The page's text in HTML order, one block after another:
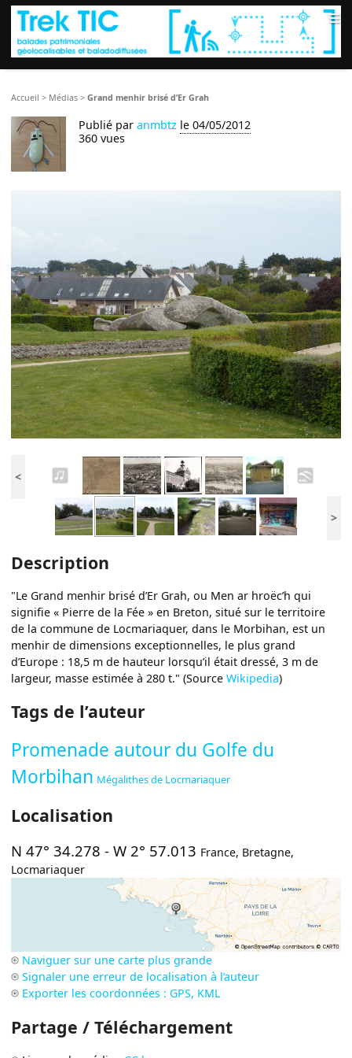
≡
Accueil > Médias >Grand menhir brisé d’Er Grah
Publié paranmbtz le 04/05/2012
360 vues
<
>
Description
"Le Grand menhir brisé d’Er Grah, ou Men ar hroëc’h qui
signifie « Pierre de la Fée » en Breton, situé sur le territoire
de la commune de Locmariaquer, dans le Morbihan, est un
menhir de dimensions exceptionnelles, le plus grand
d’Europe : 18,5 m de hauteur lorsqu’il était dressé, 3 m de
largeur, masse estimée à 280 t." (SourceWikipedia)
Tags de l’auteur
Promenade autour du Golfe du
Morbihan Mégalithes de Locmariaquer
Localisation
N 47° 34.278 -W 2° 57.013 France, Bretagne,
Locmariaquer
Naviguer sur une carte plus grande
Signaler une erreur de localisation à l’auteur
Exporter les coordonnées : GPS, KML
Partage / Téléchargement